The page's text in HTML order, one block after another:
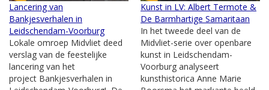
Lancering van
Bankjesverhalen in
Leidschendam-Voorburg
Lokale omroep Midvliet deed
verslag van de feestelijke
lancering van het
project Bankjesverhalen in
Kunst in LV: Albert Termote &
De Barmhartige Samaritaan
In het tweede deel van de
Midvliet-serie over openbare
kunst in Leidschendam-
Voorburg analyseert
kunsthistorica Anne Marie